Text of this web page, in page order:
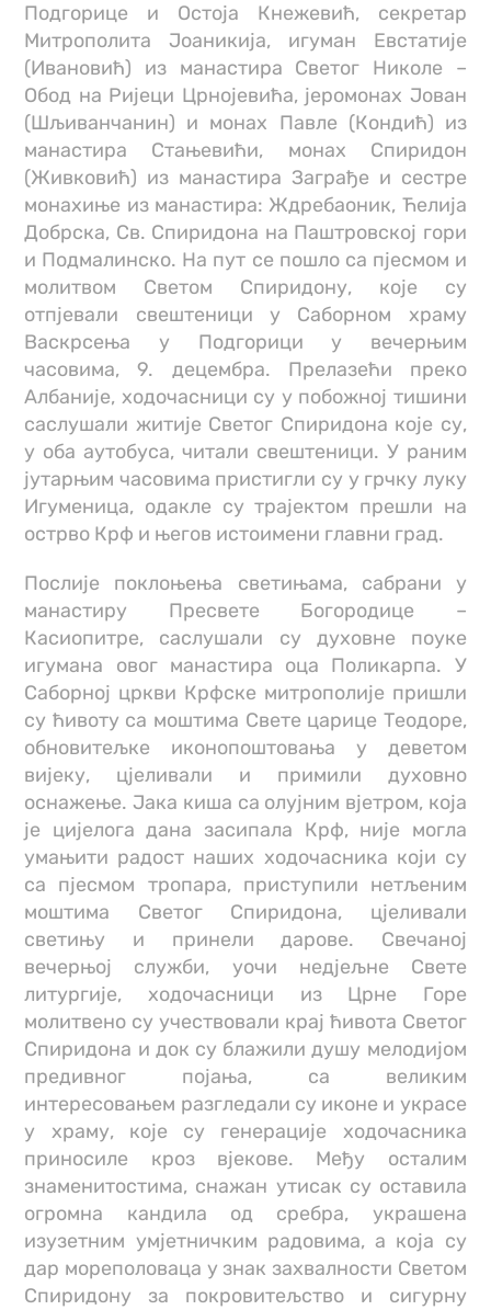
Подгорице и Остоја Кнежевић, секретар
Митрополита Јоаникија, игуман Евстатије
(Ивановић) из манастира Светог Николе –
Обод на Ријеци Црнојевића, јеромонах Јован
(Шљиванчанин) и монах Павле (Кондић) из
манастира Стањевићи, монах Спиридон
(Живковић) из манастира Заграђе и сестре
монахиње из манастира: Ждребаоник, Ћелија
Добрска, Св. Спиридона на Паштровској гори
и Подмалинско. На пут се пошло са пјесмом и
молитвом Светом Спиридону, које су
отпјевали свештеници у Саборном храму
Васкрсења у Подгорици у вечерњим
часовима, 9. децембра. Прелазећи преко
Албаније, ходочасници су у побожној тишини
саслушали житије Светог Спиридона које су,
у оба аутобуса, читали свештеници. У раним
јутарњим часовима пристигли су у грчку луку
Игуменица, одакле су трајектом прешли на
острво Крф и његов истоимени главни град.
Послије поклоњења светињама, сабрани у
манастиру Пресвете Богородице –
Касиопитре, саслушали су духовне поуке
игумана овог манастира оца Поликарпа. У
Саборној цркви Крфске митрополије пришли
су ћивоту са моштима Свете царице Теодоре,
обновитељке иконопоштовања у деветом
вијеку, цјеливали и примили духовно
оснажење. Јака киша са олујним вјетром, која
је цијелога дана засипала Крф, није могла
умањити радост наших ходочасника који су
са пјесмом тропара, приступили нетљеним
моштима Светог Спиридона, цјеливали
светињу и принели дарове. Свечаној
вечерњој служби, уочи недјељне Свете
литургије, ходочасници из Црне Горе
молитвено су учествовали крај ћивота Светог
Спиридона и док су блажили душу мелодијом
предивног појања, са великим
интересовањем разгледали су иконе и украсе
у храму, које су генерације ходочасника
приносиле кроз вјекове. Међу осталим
знаменитостима, снажан утисак су оставила
огромна кандила од сребра, украшена
изузетним умјетничким радовима, а која су
дар мореполоваца у знак захвалности Светом
Спиридону за покровитељство и сигурну